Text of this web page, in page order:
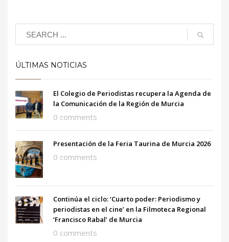
ÚLTIMAS NOTICIAS
El Colegio de Periodistas recupera la Agenda de
la Comunicación de la Región de Murcia
0 comments
Presentación de la Feria Taurina de Murcia 2026
0 comments
Continúa el ciclo: ‘Cuarto poder: Periodismo y
periodistas en el cine’ en la Filmoteca Regional
‘Francisco Rabal’ de Murcia
0 comments